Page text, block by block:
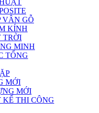
VÂN GỖ
KÍNH
TRỜI
MINH
TỔNG
MỚI
MỚI
THI CÔNG